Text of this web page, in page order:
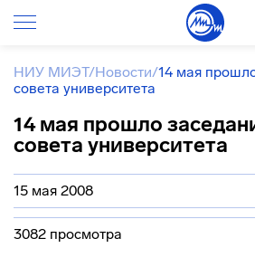
НИУ МИЭТ/Новости/14 мая
совета университета
14 мая прошло
совета университета
15 мая 2008
3082 просмотра